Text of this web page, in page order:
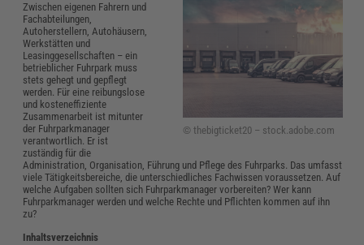
© thebigticket20 – stock.adobe.com
Zwischen eigenen Fahrern und
Fachabteilungen,
Autoherstellern, Autohäusern,
Werkstätten und
Leasinggesellschaften – ein
betrieblicher Fuhrpark muss
stets gehegt und gepflegt
werden. Für eine reibungslose
und kosteneffiziente
Zusammenarbeit ist mitunter
der Fuhrparkmanager
verantwortlich. Er ist
zuständig für die
Administration, Organisation, Führung und Pflege des Fuhrparks. Das umfasst
viele Tätigkeitsbereiche, die unterschiedliches Fachwissen voraussetzen. Auf
welche Aufgaben sollten sich Fuhrparkmanager vorbereiten? Wer kann
Fuhrparkmanager werden und welche Rechte und Pflichten kommen auf ihn
zu?
Inhaltsverzeichnis